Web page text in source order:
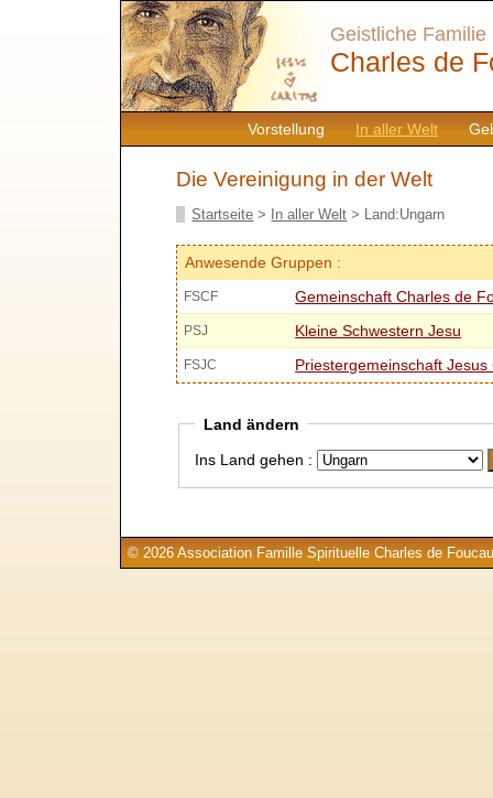
Vorstellung In aller Welt
Geistliche Familie
Charles de
Die Vereinigung in der Welt
Startseite > In aller Welt > Land:Ungarn
Anwesende Gruppen :
FSCF Gemeinschaft Charles de
PSJ Kleine Schwestern Jesu
FSJC Priestergemeinschaft Jesus
Land ändern
Ins Land gehen :
© 2026 Association Famille Spirituelle Charles de